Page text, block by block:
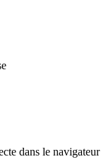
dans le navigateur